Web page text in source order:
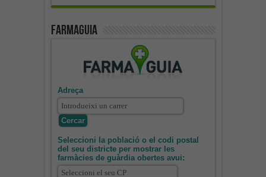
Farmaguia
Adreça
Seleccioni la població o el codi postal
del seu districte per mostrar les
farmàcies de guàrdia obertes avui: